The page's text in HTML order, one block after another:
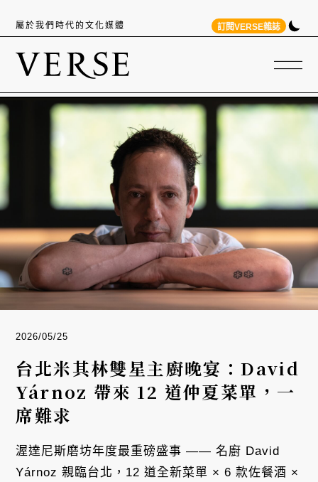
屬於我們時代的文化媒體 訂閱VERSE雜誌
2026/05/25
台北米其林雙星主廚晚宴：David
Yárnoz 帶來 12 道仲夏菜單，一
席難求
渥達尼斯磨坊年度最重磅盛事 —— 名廚 David
Yárnoz 親臨台北，12 道全新菜單 × 6 款佐餐酒 ×